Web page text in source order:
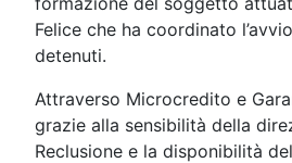
Felice che ha coordinato
detenuti.
Attraverso Microcredito e
grazie alla sensibilità della
Reclusione e la disponibilità